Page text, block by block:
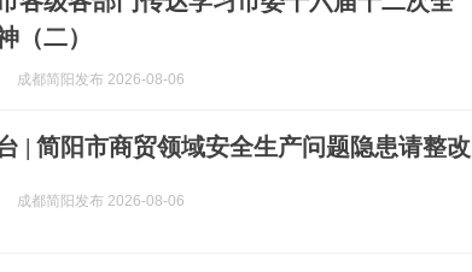
（二）
成都简阳发布 2026-08-06
| 简阳市商贸领域安全生产问题隐患请整改
成都简阳发布 2026-08-06